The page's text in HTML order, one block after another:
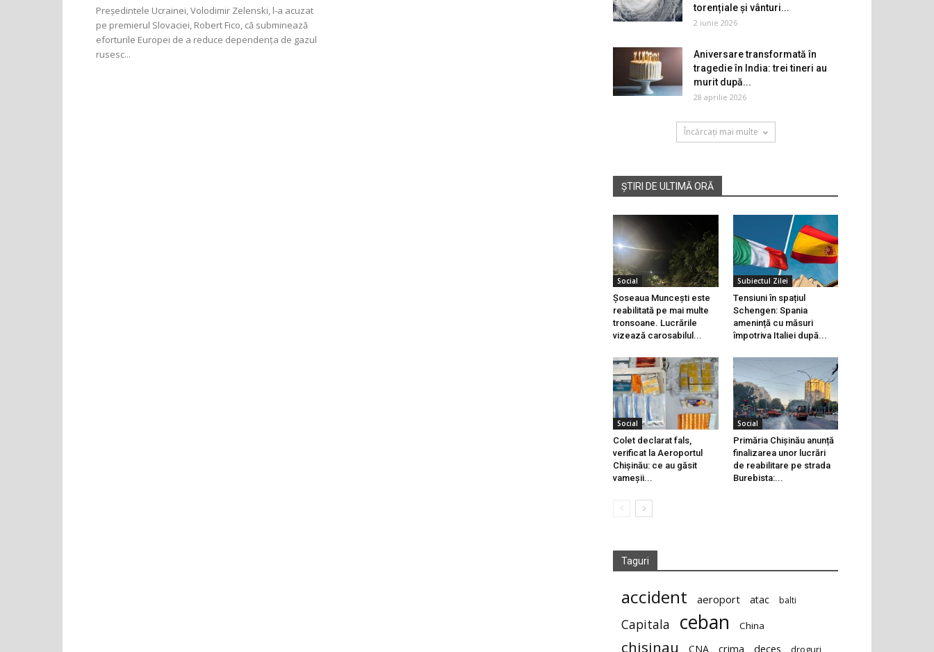
Președintele Ucrainei, Volodimir Zelenski, l-a acuzat
pe premierul Slovaciei, Robert Fico, că subminează
eforturile Europei de a reduce dependența de gazul
rusesc...
torențiale și vânturi...
2 iunie 2026
Aniversare transformată în
tragedie în India: trei tineri au
murit după...
28 aprilie 2026
Încărcați mai multe
ȘTIRI DE ULTIMĂ ORĂ
Social
Șoseaua Muncești este
reabilitată pe mai multe
tronsoane. Lucrările
vizează carosabilul...
Subiectul Zilei
Tensiuni în spațiul
Schengen: Spania
amenință cu măsuri
împotriva Italiei după...
Social
Colet declarat fals,
verificat la Aeroportul
Chișinău: ce au găsit
vameșii...
Social
Primăria Chișinău anunță
finalizarea unor lucrări
de reabilitare pe strada
Burebista:...
Taguri
accident aeroport atac balti
Capitala ceban China
chisinau CNA crima deces droguri